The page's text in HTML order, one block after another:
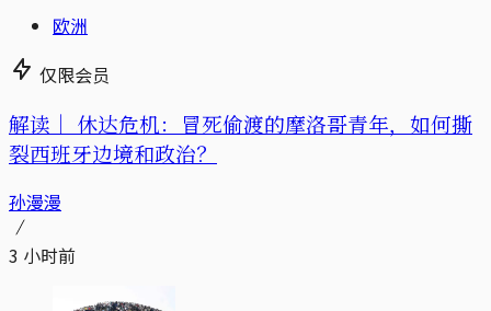
欧洲
仅限会员
解读｜ 休达危机：冒死偷渡的摩洛哥青年，如何撕
裂西班牙边境和政治？
孙漫漫
3 小时前